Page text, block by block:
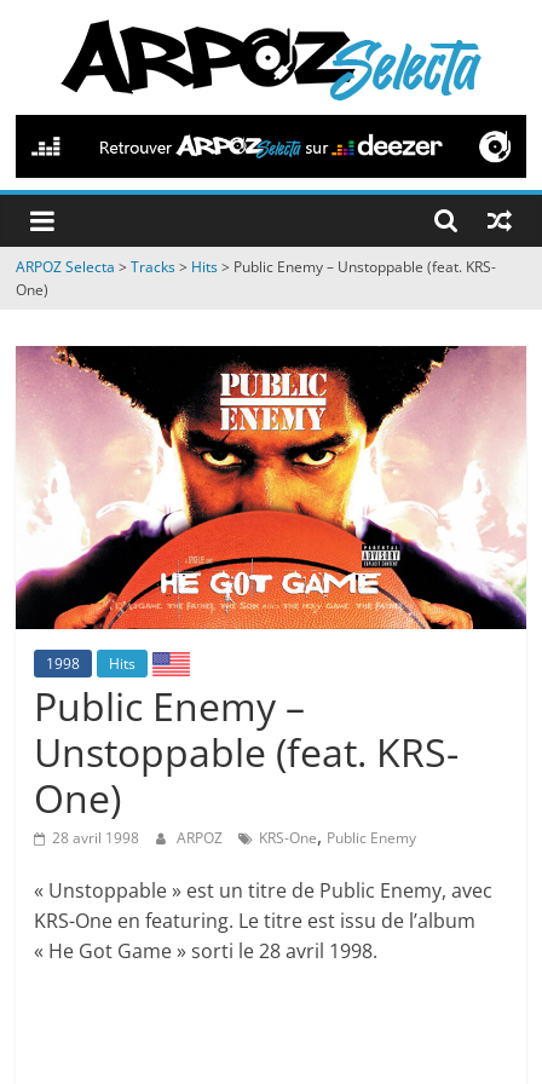
contenu
ARPOZ
Selecta
by
ARPOZ
ARPOZ Selecta >Tracks> Hits> Public Enemy – Unstoppable (feat. KRS-
One)
1998 Hits
Public Enemy –
Unstoppable (feat. KRS-
One)
28 avril 1998 ARPOZ KRS-One, Public Enemy
« Unstoppable » est un titre de Public Enemy, avec
KRS-One en featuring. Le titre est issu de l’album
« He Got Game » sorti le 28 avril 1998.